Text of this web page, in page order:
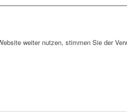
weiter nutzen, stimmen Sie der